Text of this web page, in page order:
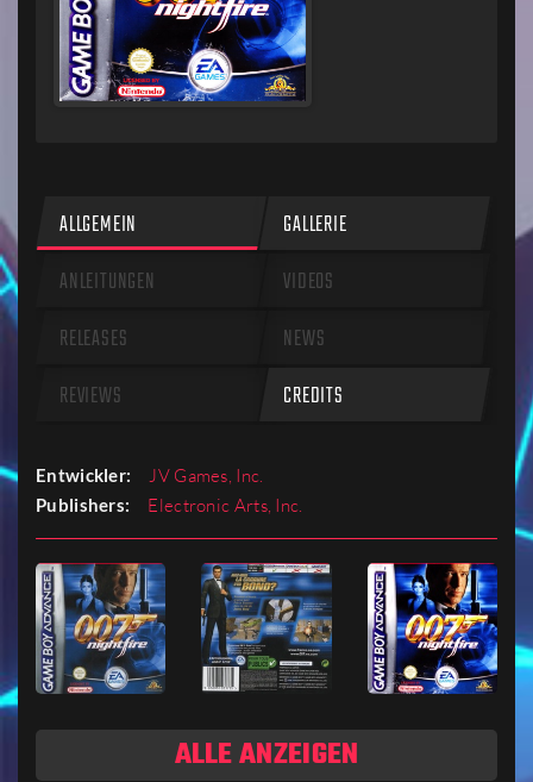
ALLGEMEIN
GALLERIE
ANLEITUNGEN
VIDEOS
RELEASES
NEWS
REVIEWS
CREDITS
Entwickler: JV Games, Inc.
Publishers: Electronic Arts, Inc.
ALLE ANZEIGEN